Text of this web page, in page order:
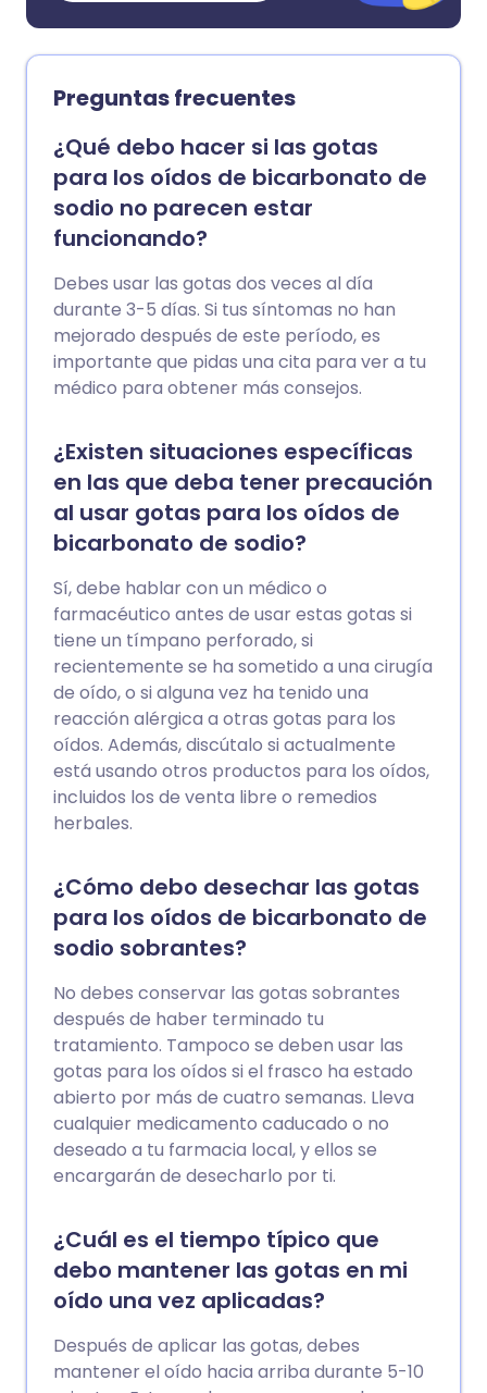
Preguntas frecuentes
¿Qué debo hacer si las gotas
para los oídos de bicarbonato de
sodio no parecen estar
funcionando?
Debes usar las gotas dos veces al día
durante 3-5 días. Si tus síntomas no han
mejorado después de este período, es
importante que pidas una cita para ver a tu
médico para obtener más consejos.
¿Existen situaciones específicas
en las que deba tener precaución
al usar gotas para los oídos de
bicarbonato de sodio?
Sí, debe hablar con un médico o
farmacéutico antes de usar estas gotas si
tiene un tímpano perforado, si
recientemente se ha sometido a una cirugía
de oído, o si alguna vez ha tenido una
reacción alérgica a otras gotas para los
oídos. Además, discútalo si actualmente
está usando otros productos para los oídos,
incluidos los de venta libre o remedios
herbales.
¿Cómo debo desechar las gotas
para los oídos de bicarbonato de
sodio sobrantes?
No debes conservar las gotas sobrantes
después de haber terminado tu
tratamiento. Tampoco se deben usar las
gotas para los oídos si el frasco ha estado
abierto por más de cuatro semanas. Lleva
cualquier medicamento caducado o no
deseado a tu farmacia local, y ellos se
encargarán de desecharlo por ti.
¿Cuál es el tiempo típico que
debo mantener las gotas en mi
oído una vez aplicadas?
Después de aplicar las gotas, debes
mantener el oído hacia arriba durante 5-10